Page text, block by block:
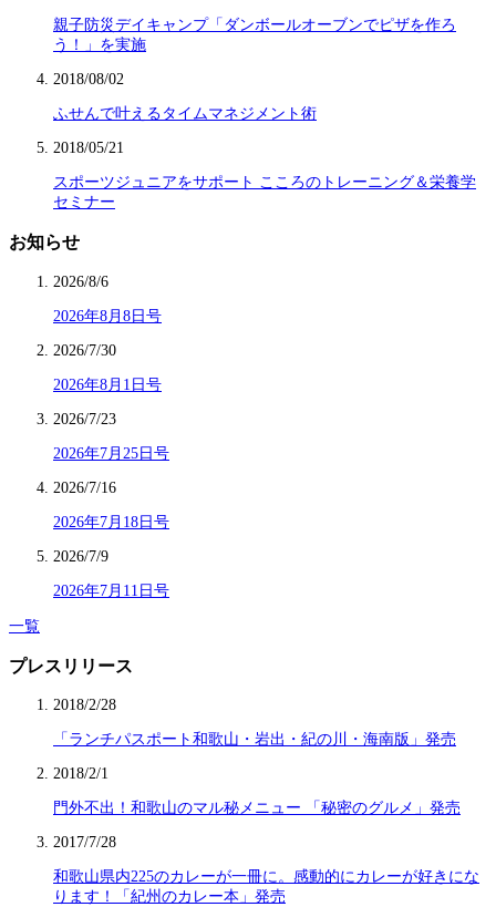
親子防災デイキャンプ「ダンボールオーブンでピザを作ろ
う！」を実施
2018/08/02
ふせんで叶えるタイムマネジメント術
2018/05/21
スポーツジュニアをサポート こころのトレーニング＆栄養学
セミナー
お知らせ
2026/8/6
2026年8月8日号
2026/7/30
2026年8月1日号
2026/7/23
2026年7月25日号
2026/7/16
2026年7月18日号
2026/7/9
2026年7月11日号
一覧
プレスリリース
2018/2/28
「ランチパスポート和歌山・岩出・紀の川・海南版」発売
2018/2/1
門外不出！和歌山のマル秘メニュー 「秘密のグルメ」発売
2017/7/28
和歌山県内225のカレーが一冊に。感動的にカレーが好きにな
ります！「紀州のカレー本」発売